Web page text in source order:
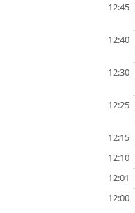
12:45
12:40
12:30
12:25
12:15
12:10
12:01
12:00